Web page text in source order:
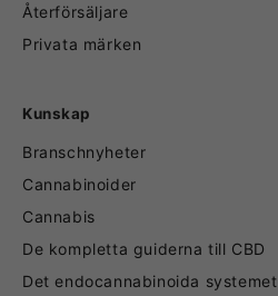
Återförsäljare
Privata märken
Kunskap
Branschnyheter
Cannabinoider
Cannabis
De kompletta guiderna till CBD
Det endocannabinoida systemet